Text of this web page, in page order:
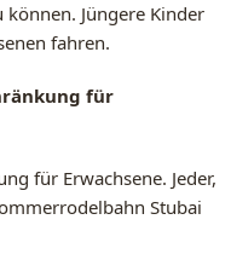
Jüngere Kinder
fahren.
für
für Erwachsene. Jeder,
Stubai